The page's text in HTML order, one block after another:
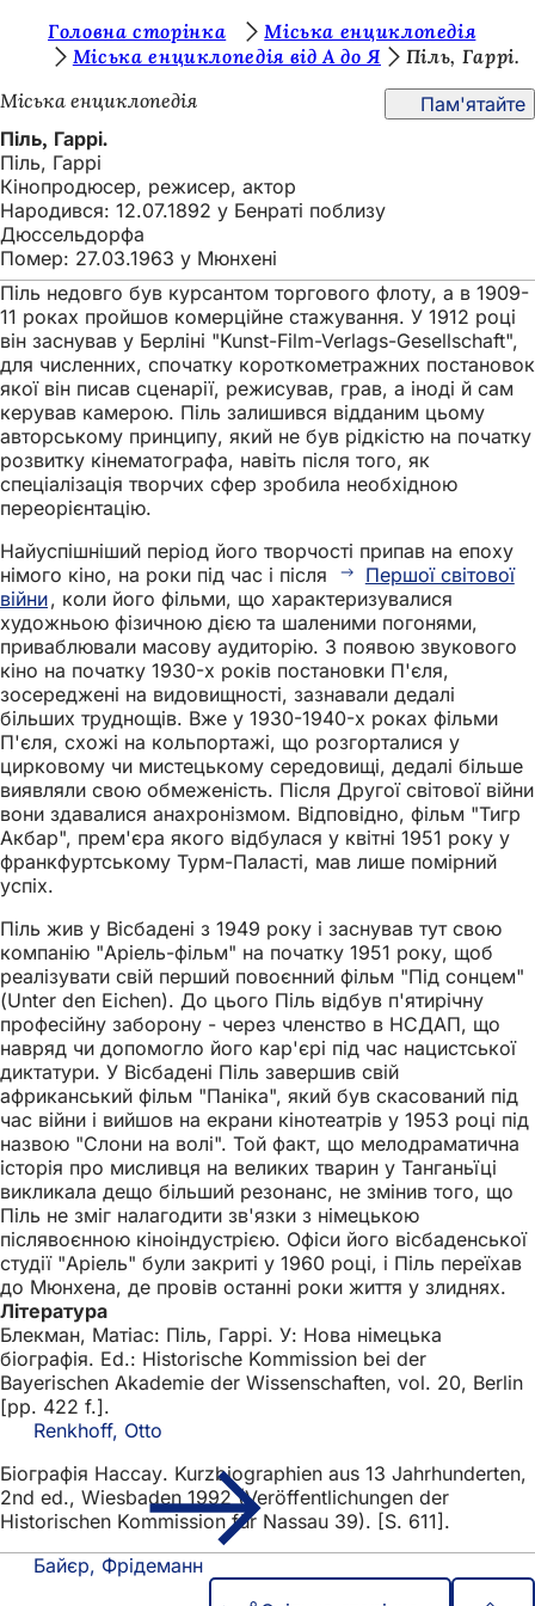
Перейти до змісту
т
у
т
:
Головна сторінка
Міська енциклопедія
Міська енциклопедія від А до Я
Піль, Гаррі.
Міська енциклопедія
Пам'ятайте
Піль, Гаррі.
Піль, Гаррі
Кінопродюсер, режисер, актор
Народився: 12.07.1892 у Бенраті поблизу
Дюссельдорфа
Помер: 27.03.1963 у Мюнхені
Піль недовго був курсантом торгового флоту, а в 1909-
11 роках пройшов комерційне стажування. У 1912 році
він заснував у Берліні "Kunst-Film-Verlags-Gesellschaft",
для численних, спочатку короткометражних постановок
якої він писав сценарії, режисував, грав, а іноді й сам
керував камерою. Піль залишився відданим цьому
авторському принципу, який не був рідкістю на початку
розвитку кінематографа, навіть після того, як
спеціалізація творчих сфер зробила необхідною
переорієнтацію.
Найуспішніший період його творчості припав на епоху
німого кіно, на роки під час і після
Першої світової
війни, коли його фільми, що характеризувалися
художньою фізичною дією та шаленими погонями,
приваблювали масову аудиторію. З появою звукового
кіно на початку 1930-х років постановки П'єля,
зосереджені на видовищності, зазнавали дедалі
більших труднощів. Вже у 1930-1940-х роках фільми
П'єля, схожі на кольпортажі, що розгорталися у
цирковому чи мистецькому середовищі, дедалі більше
виявляли свою обмеженість. Після Другої світової війни
вони здавалися анахронізмом. Відповідно, фільм "Тигр
Акбар", прем'єра якого відбулася у квітні 1951 року у
франкфуртському Турм-Паласті, мав лише помірний
успіх.
Піль жив у Вісбадені з 1949 року і заснував тут свою
компанію "Аріель-фільм" на початку 1951 року, щоб
реалізувати свій перший повоєнний фільм "Під сонцем"
(Unter den Eichen). До цього Піль відбув п'ятирічну
професійну заборону - через членство в НСДАП, що
навряд чи допомогло його кар'єрі під час нацистської
диктатури. У Вісбадені Піль завершив свій
африканський фільм "Паніка", який був скасований під
час війни і вийшов на екрани кінотеатрів у 1953 році під
назвою "Слони на волі". Той факт, що мелодраматична
історія про мисливця на великих тварин у Танганьїці
викликала дещо більший резонанс, не змінив того, що
Піль не зміг налагодити зв'язки з німецькою
післявоєнною кіноіндустрією. Офіси його вісбаденської
студії "Аріель" були закриті у 1960 році, і Піль переїхав
до Мюнхена, де провів останні роки життя у злиднях.
Література
Блекман, Матіас: Піль, Гаррі. У: Нова німецька
біографія. Ed.: Historische Kommission bei der
Bayerischen Akademie der Wissenschaften, vol. 20, Berlin
[pp. 422 f.].
Renkhoff, Otto
Біографія Нассау. Kurzbiographien aus 13 Jahrhunderten,
2nd ed., Wiesbaden 1992 (Veröffentlichungen der
Historischen Kommission für Nassau 39). [S. 611].
Байєр, Фрідеманн